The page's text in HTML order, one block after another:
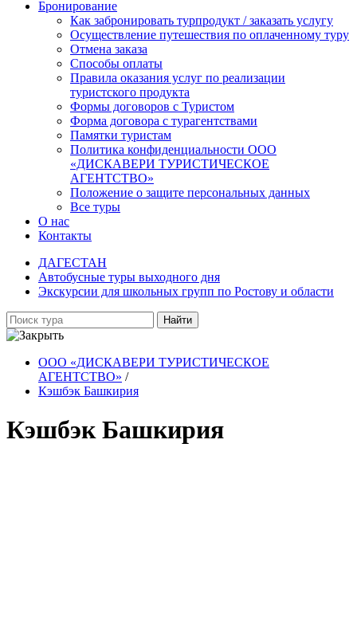
Бронирование
Как забронировать турпродукт / заказать услугу
Осуществление путешествия по оплаченному туру
Отмена заказа
Способы оплаты
Правила оказания услуг по реализации
туристского продукта
Формы договоров с Туристом
Форма договора с турагентствами
Памятки туристам
Политика конфиденциальности ООО
«ДИСКАВЕРИ ТУРИСТИЧЕСКОЕ
АГЕНТСТВО»
Положение о защите персональных данных
Все туры
О нас
Контакты
ДАГЕСТАН
Автобусные туры выходного дня
Экскурсии для школьных групп по Ростову и области
Найти
ООО «ДИСКАВЕРИ ТУРИСТИЧЕСКОЕ
АГЕНТСТВО» /
Кэшбэк Башкирия
Кэшбэк Башкирия